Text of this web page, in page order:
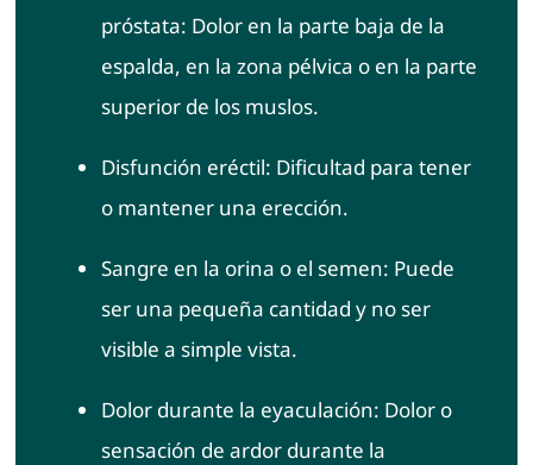
próstata: Dolor en la parte baja de la
espalda, en la zona pélvica o en la parte
superior de los muslos.
Disfunción eréctil: Dificultad para tener
o mantener una erección.
Sangre en la orina o el semen: Puede
ser una pequeña cantidad y no ser
visible a simple vista.
Dolor durante la eyaculación: Dolor o
sensación de ardor durante la